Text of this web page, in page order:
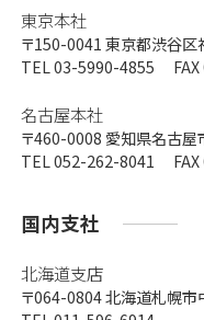
東京本社
〒150-0041 東京都渋谷区
TEL 03-5990-4855 FAX
名古屋本社
〒460-0008 愛知県名古
TEL 052-262-8041 FAX
国内支社
北海道支店
〒064-0804北海道札幌市